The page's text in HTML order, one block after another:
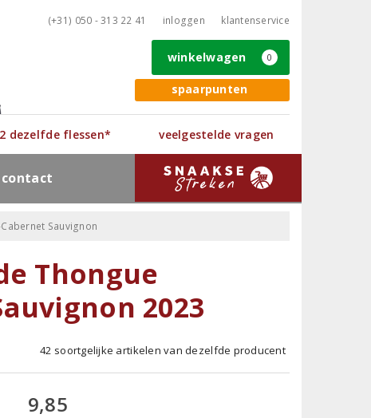
(+31) 050 - 313 22 41 inloggen klantenservice
spaarpunten
winkelwagen 0
dezelfde flessen* veelgestelde vragen
contact
Sauvignon
Thongue
2023
42 soortgelijke artikelen van dezelfde producent
9,85